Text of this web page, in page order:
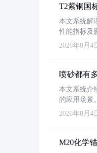
T2紫铜国
本文系统解
性能指标及
2026年8月4
喷砂都有
本文系统介
的应用场景
2026年8月4
M20化学